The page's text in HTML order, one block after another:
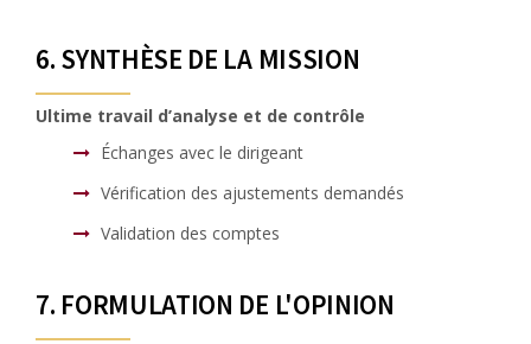
6. SYNTHÈSE DE LA MISSION
Ultime travail d’analyse et de contrôle
Échanges avec le dirigeant
Vérification des ajustements demandés
Validation des comptes
7. FORMULATION DE L'OPINION